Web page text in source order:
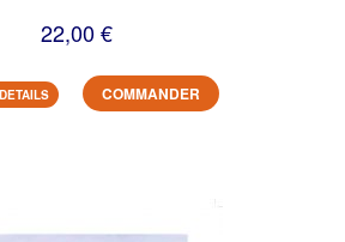
22,00 €
COMMANDER